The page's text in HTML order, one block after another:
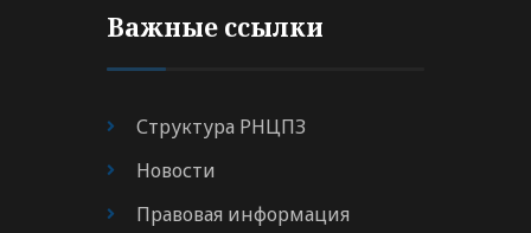
Важные ссылки
Структура РНЦПЗ
Новости
Правовая информация